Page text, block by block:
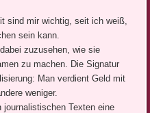
sind mir wichtig, seit ich weiß,
sein kann.
zuzusehen, wie sie
zu machen. Die Signatur
Man verdient Geld mit
weniger.
journalistischen Texten eine